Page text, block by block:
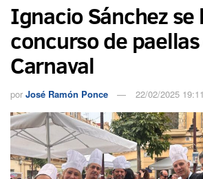
Ignacio Sánchez se
concurso de
Carnaval
por José Ramón Ponce 22/02/2025